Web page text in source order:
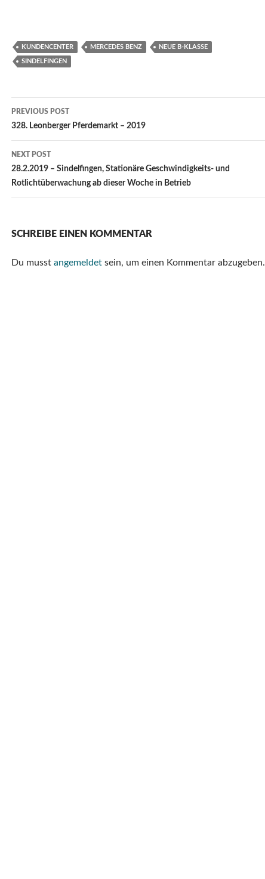
KUNDENCENTER MERCEDES BENZ NEUE B-KLASSE
SINDELFINGEN
Post
navigation
PREVIOUS POST
328. Leonberger Pferdemarkt – 2019
NEXT POST
28.2.2019 – Sindelfingen, Stationäre Geschwindigkeits- und
Rotlichtüberwachung ab dieser Woche in Betrieb
SCHREIBE EINEN KOMMENTAR
Du musst angemeldet sein, um einen Kommentar abzugeben.